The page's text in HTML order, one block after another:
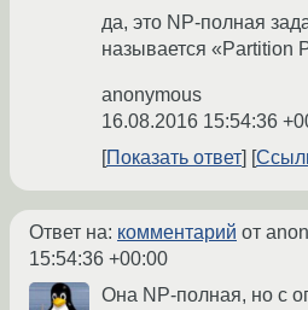
да, это NP-полная
называется «Partition
anonymous
16.08.2016 15:54:36
Показать ответ
Ответ на: комментарий от
15:54:36 +00:00
Она NP-полная, но с